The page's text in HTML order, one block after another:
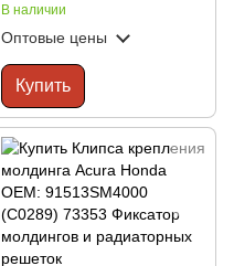
В наличии
Оптовые цены
Купить